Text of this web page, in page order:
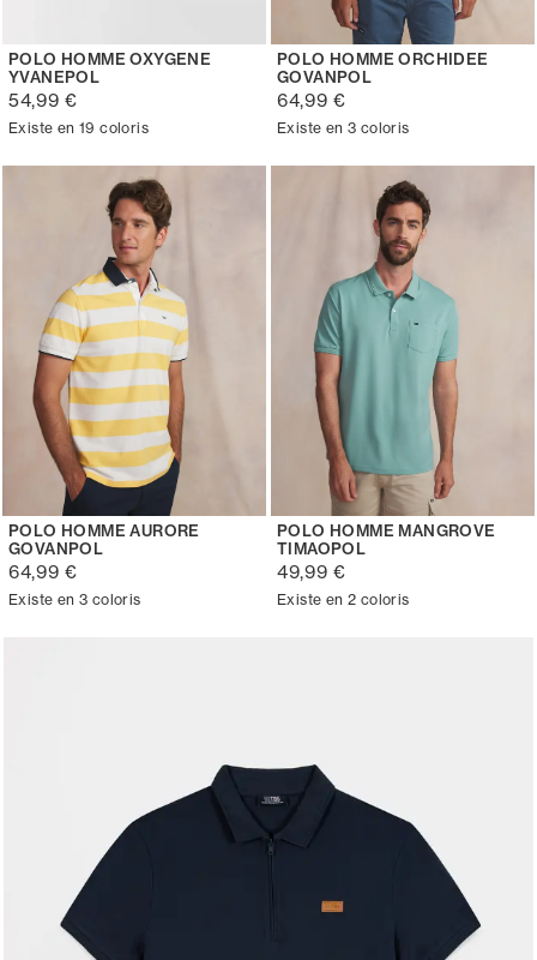
POLO HOMME OXYGENE
YVANEPOL
54,99 €
Existe en 19 coloris
POLO HOMME ORCHIDEE
GOVANPOL
64,99 €
Existe en 3 coloris
POLO HOMME AURORE
GOVANPOL
64,99 €
Existe en 3 coloris
POLO HOMME MANGROVE
TIMAOPOL
49,99 €
Existe en 2 coloris